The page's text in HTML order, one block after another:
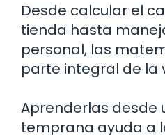
Desde calcular el
tienda hasta
personal, las
parte integral de la
Aprenderlas desde
temprana ayuda a